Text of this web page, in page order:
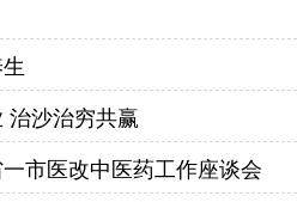
治沙治穷共赢
市医改中医药工作座谈会